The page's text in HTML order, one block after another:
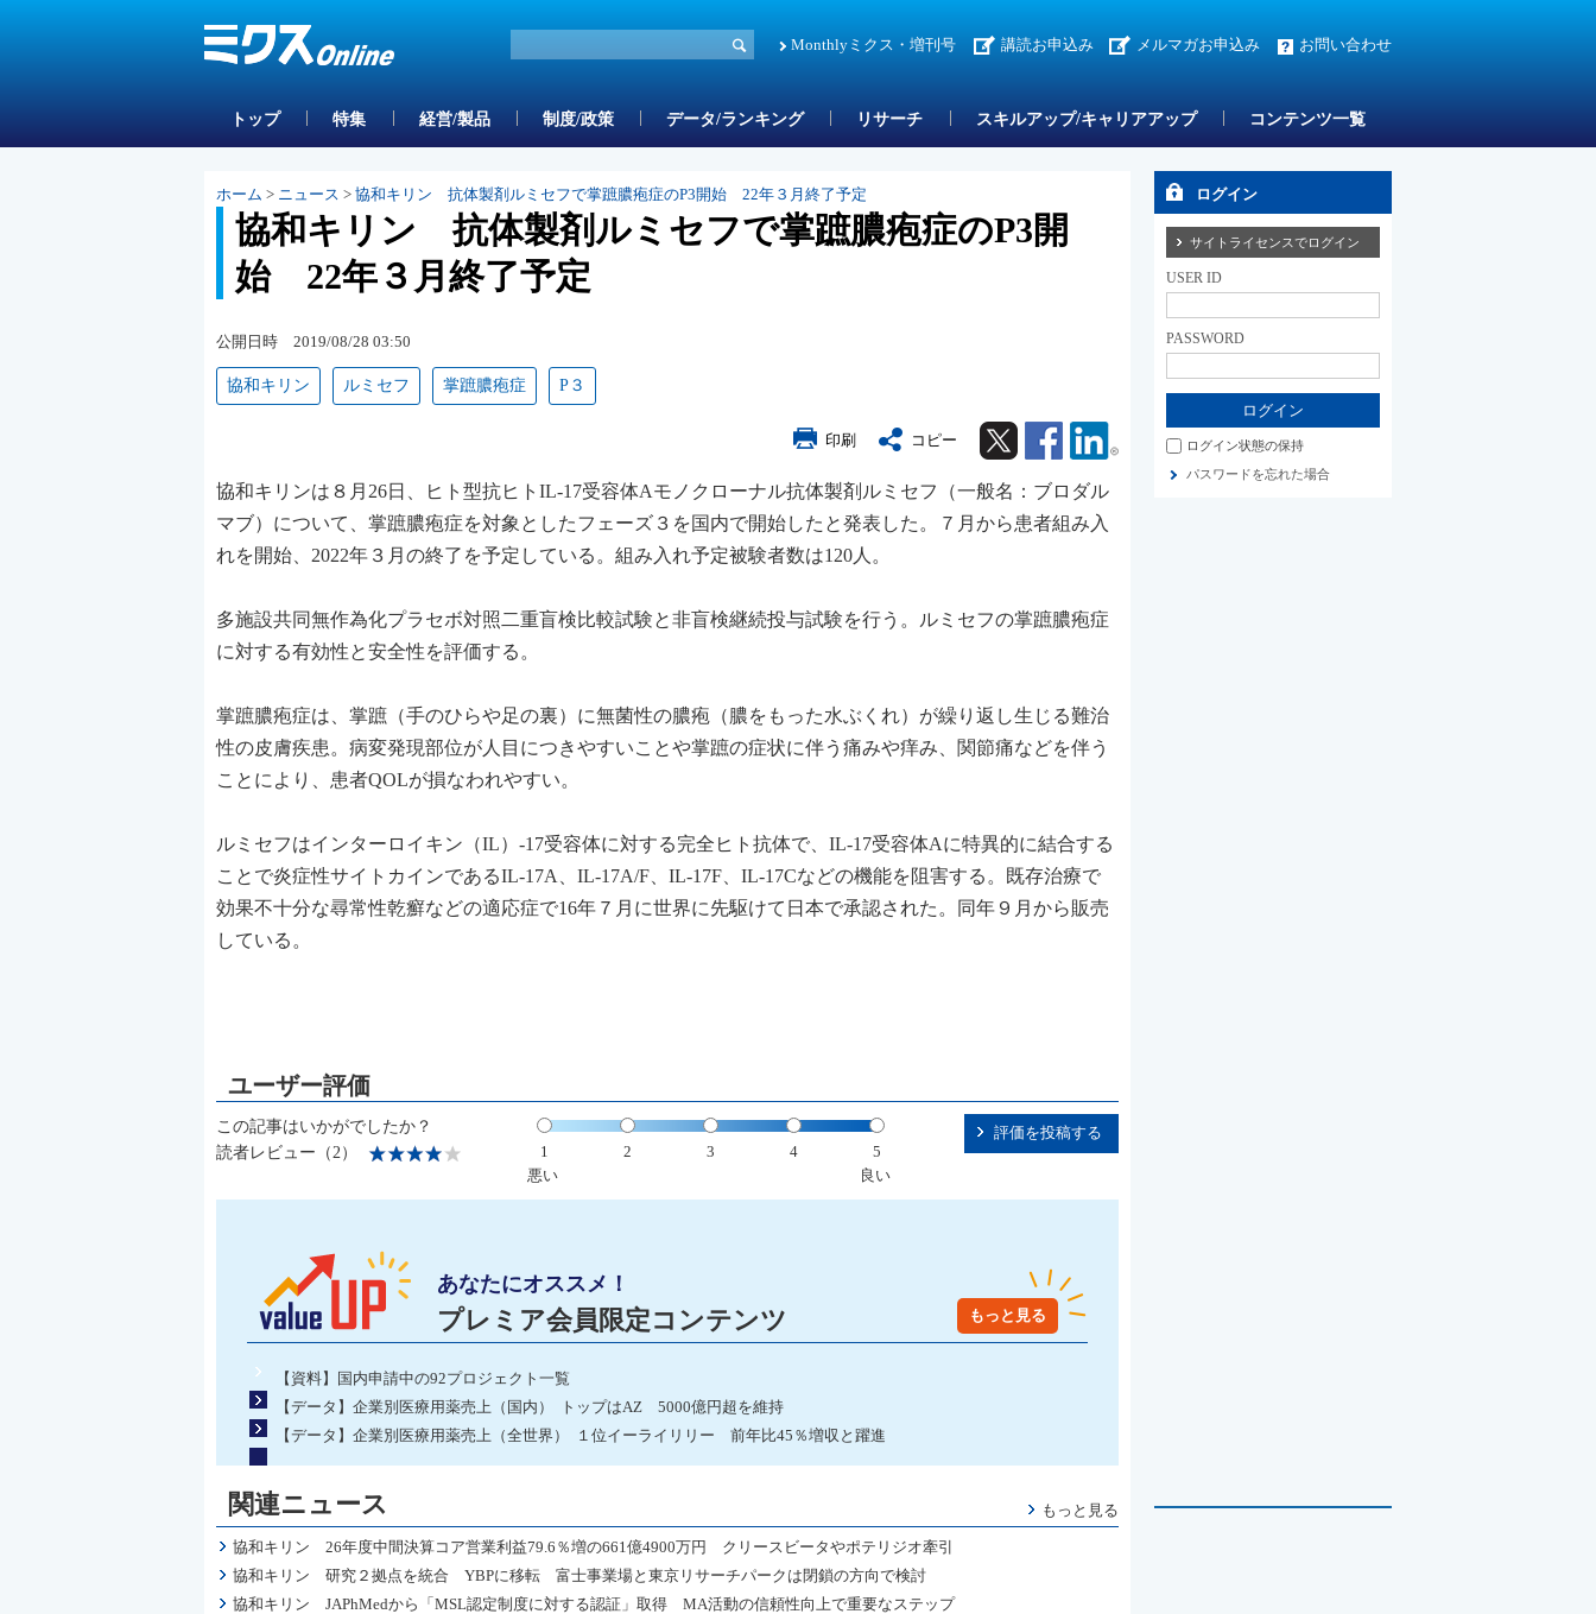
Monthlyミクス・増刊号 講読お申込み メルマガお申込み お問い合わせ
トップ 特集 経営/製品 制度/政策 データ/ランキング リサーチ スキルアップ/キャリアアップ コンテンツ一覧
ホーム > ニュース > 協和キリン 抗体製剤ルミセフで掌蹠膿疱症のP3開始 22年３月終了予定
協和キリン 抗体製剤ルミセフで掌蹠膿疱症のP3開
始 22年３月終了予定
公開日時 2019/08/28 03:50
協和キリン ルミセフ 掌蹠膿疱症 P３
印刷 コピー Twitter Facebook Linkedin
協和キリンは８月26日、ヒト型抗ヒトIL-17受容体Aモノクローナル抗体製剤ルミセフ（一般名：ブロダル
マブ）について、掌蹠膿疱症を対象としたフェーズ３を国内で開始したと発表した。７月から患者組み入
れを開始、2022年３月の終了を予定している。組み入れ予定被験者数は120人。
多施設共同無作為化プラセボ対照二重盲検比較試験と非盲検継続投与試験を行う。ルミセフの掌蹠膿疱症
に対する有効性と安全性を評価する。
掌蹠膿疱症は、掌蹠（手のひらや足の裏）に無菌性の膿疱（膿をもった水ぶくれ）が繰り返し生じる難治
性の皮膚疾患。病変発現部位が人目につきやすいことや掌蹠の症状に伴う痛みや痒み、関節痛などを伴う
ことにより、患者QOLが損なわれやすい。
ルミセフはインターロイキン（IL）-17受容体に対する完全ヒト抗体で、IL-17受容体Aに特異的に結合する
ことで炎症性サイトカインであるIL-17A、IL-17A/F、IL-17F、IL-17Cなどの機能を阻害する。既存治療で
効果不十分な尋常性乾癬などの適応症で16年７月に世界に先駆けて日本で承認された。同年９月から販売
している。
この記事はいかがでしたか？
読者レビュー（2）
1 2 3 4
5
悪い
良い
評価を投稿する
あなたにオススメ！
プレミア会員限定コンテンツ もっと見る
【資料】国内申請中の92プロジェクト一覧
【データ】企業別医療用薬売上（国内） トップはAZ 5000億円超を維持
【データ】企業別医療用薬売上（全世界） １位イーライリリー 前年比45％増収と躍進
関連ニュース もっと見る
協和キリン 26年度中間決算コア営業利益79.6％増の661億4900万円 クリースビータやポテリジオ牽引
協和キリン 研究２拠点を統合 YBPに移転 富士事業場と東京リサーチパークは閉鎖の方向で検討
協和キリン JAPhMedから「MSL認定制度に対する認証」取得 MA活動の信頼性向上で重要なステップ
ログイン
サイトライセンスでログイン
USER ID
PASSWORD
ログイン状態の保持
パスワードを忘れた場合